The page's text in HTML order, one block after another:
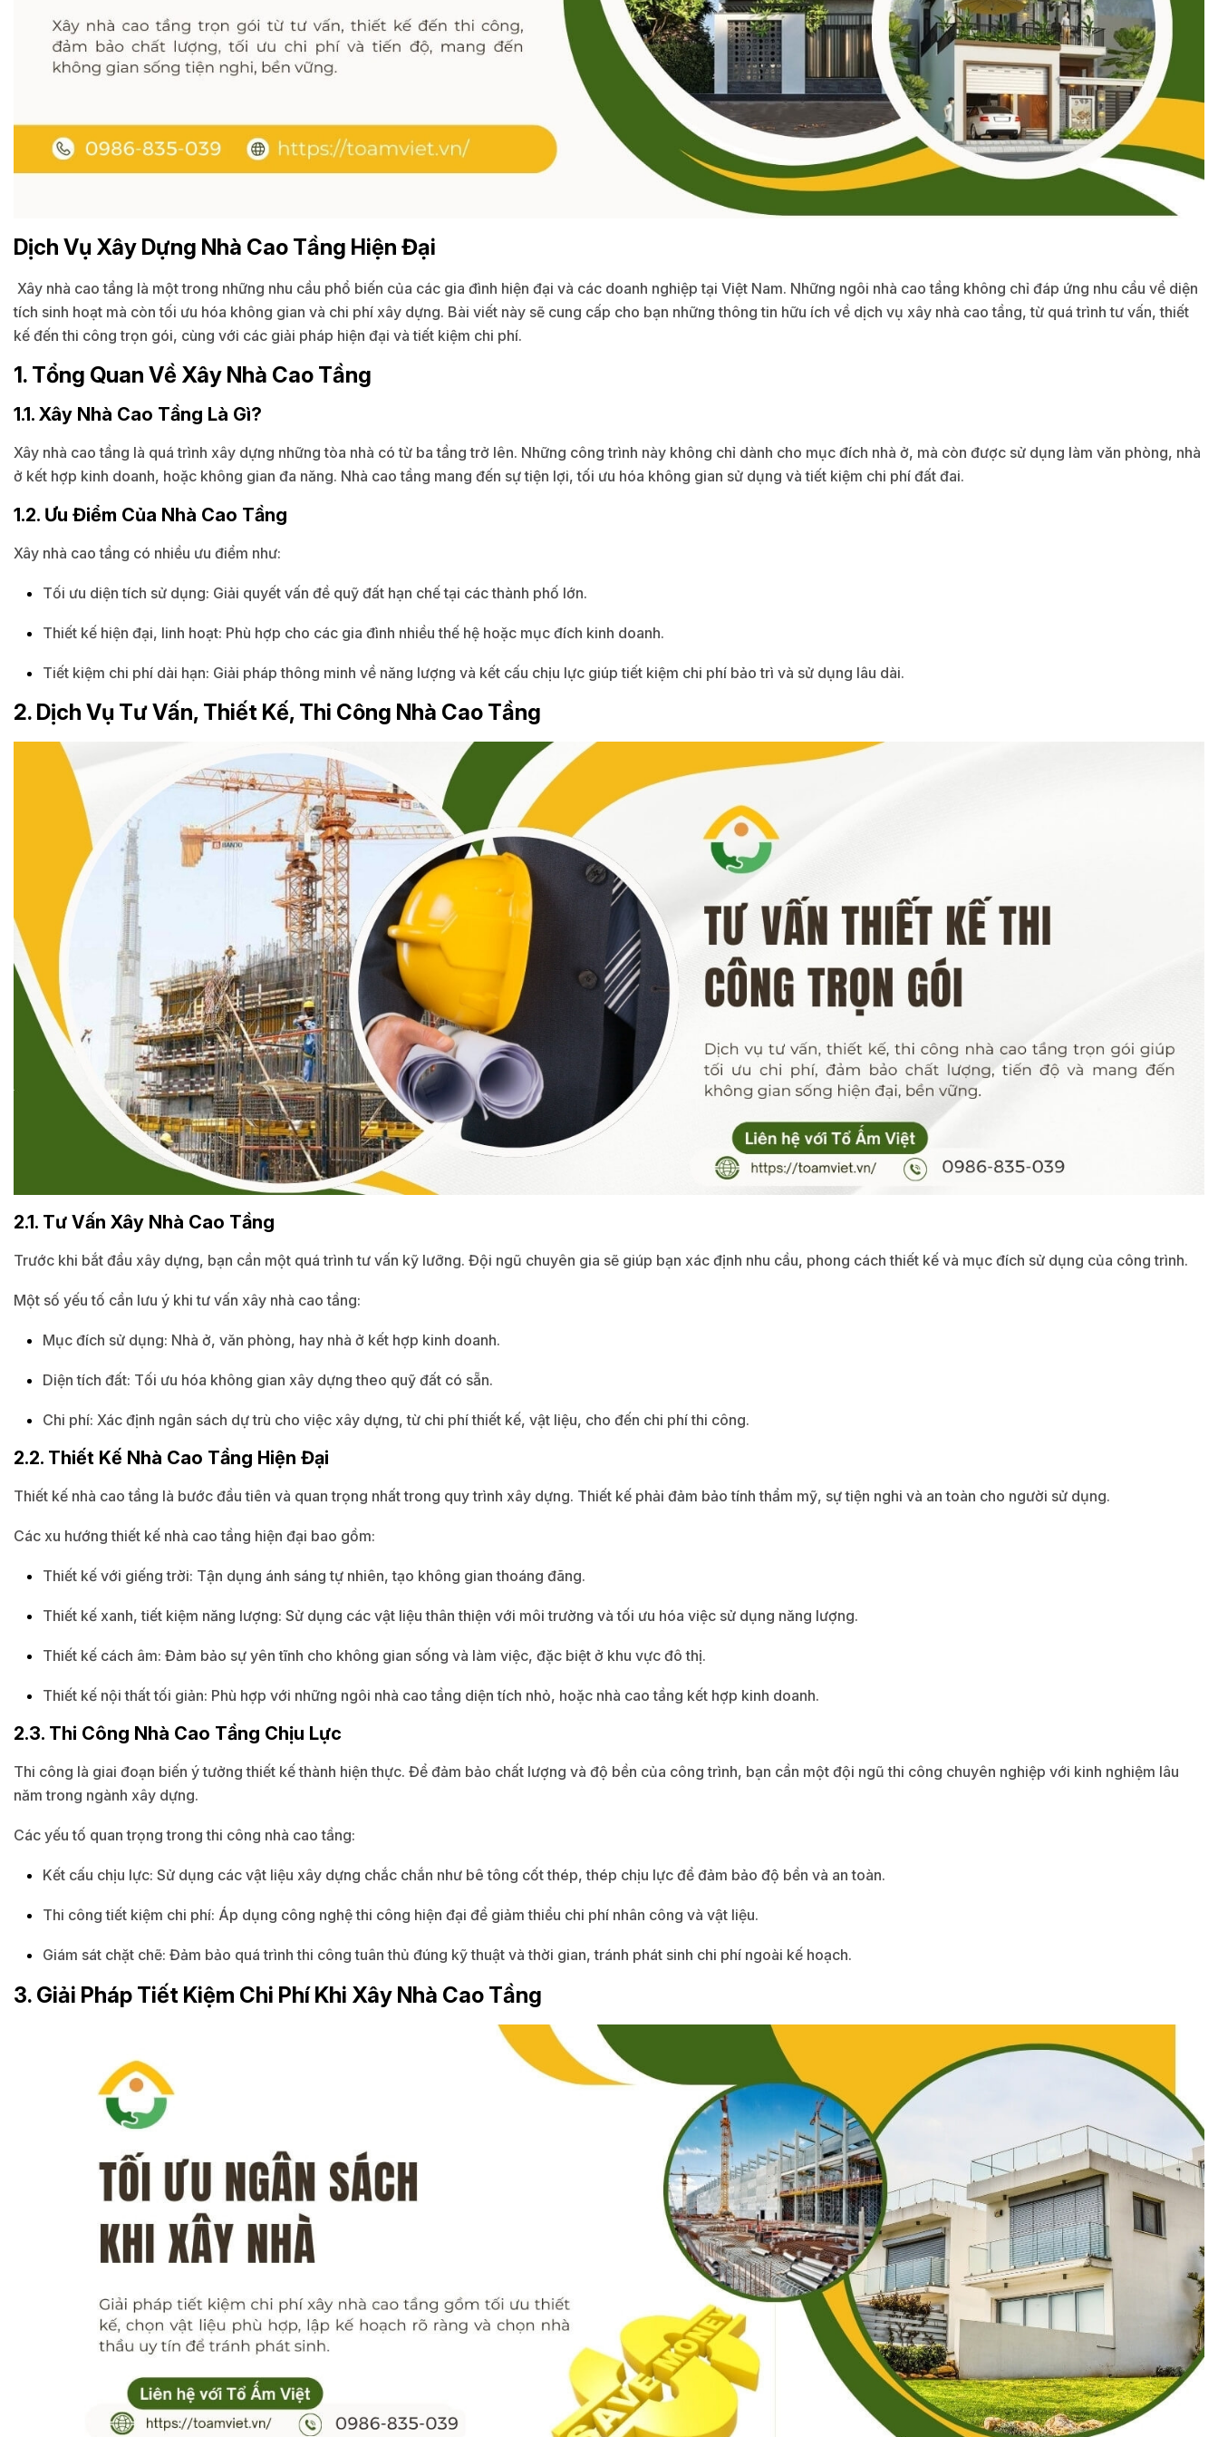
Dịch Vụ Xây Dựng Nhà Cao Tầng Hiện Đại
Xây nhà cao tầng là một trong những nhu cầu phổ biến của các gia đình hiện đại và các doanh nghiệp tại Việt Nam. Những ngôi nhà cao tầng không chỉ đáp ứng nhu cầu về diện
tích sinh hoạt mà còn tối ưu hóa không gian và chi phí xây dựng. Bài viết này sẽ cung cấp cho bạn những thông tin hữu ích về dịch vụ xây nhà cao tầng, từ quá trình tư vấn, thiết
kế đến thi công trọn gói, cùng với các giải pháp hiện đại và tiết kiệm chi phí.
1. Tổng Quan Về Xây Nhà Cao Tầng
1.1. Xây Nhà Cao Tầng Là Gì?
Xây nhà cao tầng là quá trình xây dựng những tòa nhà có từ ba tầng trở lên. Những công trình này không chỉ dành cho mục đích nhà ở, mà còn được sử dụng làm văn phòng, nhà
ở kết hợp kinh doanh, hoặc không gian đa năng. Nhà cao tầng mang đến sự tiện lợi, tối ưu hóa không gian sử dụng và tiết kiệm chi phí đất đai.
1.2. Ưu Điểm Của Nhà Cao Tầng
Xây nhà cao tầng có nhiều ưu điểm như:
Tối ưu diện tích sử dụng: Giải quyết vấn đề quỹ đất hạn chế tại các thành phố lớn.
Thiết kế hiện đại, linh hoạt: Phù hợp cho các gia đình nhiều thế hệ hoặc mục đích kinh doanh.
Tiết kiệm chi phí dài hạn: Giải pháp thông minh về năng lượng và kết cấu chịu lực giúp tiết kiệm chi phí bảo trì và sử dụng lâu dài.
2. Dịch Vụ Tư Vấn, Thiết Kế, Thi Công Nhà Cao Tầng
2.1. Tư Vấn Xây Nhà Cao Tầng
Trước khi bắt đầu xây dựng, bạn cần một quá trình tư vấn kỹ lưỡng. Đội ngũ chuyên gia sẽ giúp bạn xác định nhu cầu, phong cách thiết kế và mục đích sử dụng của công trình.
Một số yếu tố cần lưu ý khi tư vấn xây nhà cao tầng:
Mục đích sử dụng: Nhà ở, văn phòng, hay nhà ở kết hợp kinh doanh.
Diện tích đất: Tối ưu hóa không gian xây dựng theo quỹ đất có sẵn.
Chi phí: Xác định ngân sách dự trù cho việc xây dựng, từ chi phí thiết kế, vật liệu, cho đến chi phí thi công.
2.2. Thiết Kế Nhà Cao Tầng Hiện Đại
Thiết kế nhà cao tầng là bước đầu tiên và quan trọng nhất trong quy trình xây dựng. Thiết kế phải đảm bảo tính thẩm mỹ, sự tiện nghi và an toàn cho người sử dụng.
Các xu hướng thiết kế nhà cao tầng hiện đại bao gồm:
Thiết kế với giếng trời: Tận dụng ánh sáng tự nhiên, tạo không gian thoáng đãng.
Thiết kế xanh, tiết kiệm năng lượng: Sử dụng các vật liệu thân thiện với môi trường và tối ưu hóa việc sử dụng năng lượng.
Thiết kế cách âm: Đảm bảo sự yên tĩnh cho không gian sống và làm việc, đặc biệt ở khu vực đô thị.
Thiết kế nội thất tối giản: Phù hợp với những ngôi nhà cao tầng diện tích nhỏ, hoặc nhà cao tầng kết hợp kinh doanh.
2.3. Thi Công Nhà Cao Tầng Chịu Lực
Thi công là giai đoạn biến ý tưởng thiết kế thành hiện thực. Để đảm bảo chất lượng và độ bền của công trình, bạn cần một đội ngũ thi công chuyên nghiệp với kinh nghiệm lâu
năm trong ngành xây dựng.
Các yếu tố quan trọng trong thi công nhà cao tầng:
Kết cấu chịu lực: Sử dụng các vật liệu xây dựng chắc chắn như bê tông cốt thép, thép chịu lực để đảm bảo độ bền và an toàn.
Thi công tiết kiệm chi phí: Áp dụng công nghệ thi công hiện đại để giảm thiểu chi phí nhân công và vật liệu.
Giám sát chặt chẽ: Đảm bảo quá trình thi công tuân thủ đúng kỹ thuật và thời gian, tránh phát sinh chi phí ngoài kế hoạch.
3. Giải Pháp Tiết Kiệm Chi Phí Khi Xây Nhà Cao Tầng